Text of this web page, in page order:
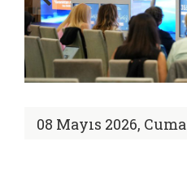
08 Mayıs 2026, Cuma